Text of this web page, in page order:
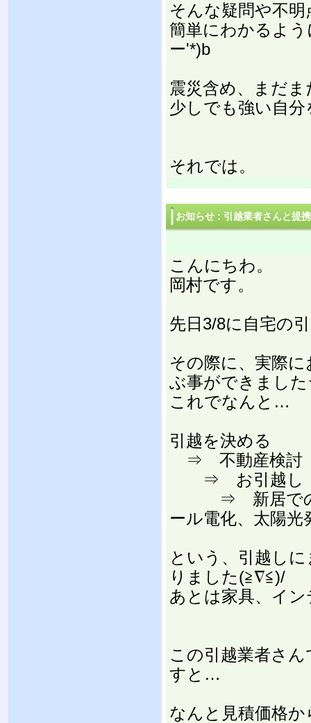
そんな疑問や不
簡単にわかるよ
ー'*)b
震災含め、まだ
少しでも強い自
それでは。
お知らせ : 引越業者さんと提
こんにちわ。
岡村です。
先日3/8に自宅の
その際に、実際
ぶ事ができまし
これでなんと…
引越を決める
⇒ 不動産検討（
⇒ お引越し
⇒ 新居での取
ール電化、太陽光
という、引越し
りました(≧∇≦)/
あとは家具、イ
この引越業者さ
すと…
なんと見積価格